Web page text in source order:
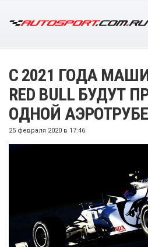
С 2021 ГОДА
RED BULL БУДУТ
ОДНОЙ АЭРОТРУБЕ
25 февраля 2020 в 17:46